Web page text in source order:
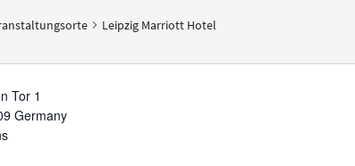
Leipzig Marriott Hotel
Tor 1
Germany